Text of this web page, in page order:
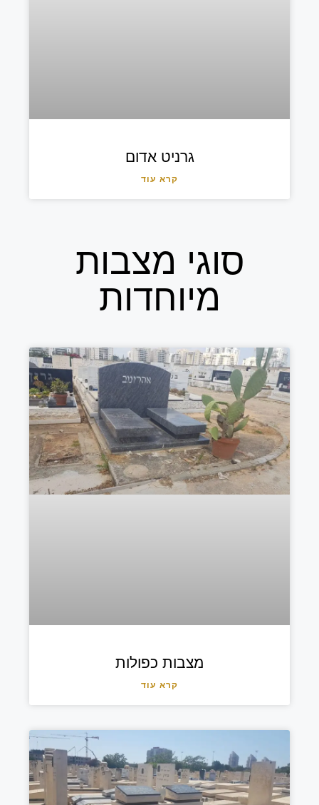
גרניט אדום
קרא עוד
סוגי מצבות
מיוחדות
מצבות כפולות
קרא עוד